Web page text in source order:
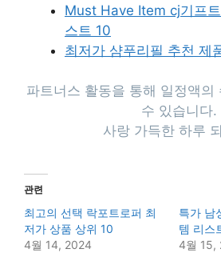
Must Have Item cj기프
스트 10
최저가 샴푸리필 추천 제
파트너스 활동을 통해 일정액의
수 있습니다.
사랑 가득한 하루
관련
최고의 선택 락포트로퍼 최
저가 상품 상위 10
4월 14, 2024
특가 남
템 리스
4월 15,